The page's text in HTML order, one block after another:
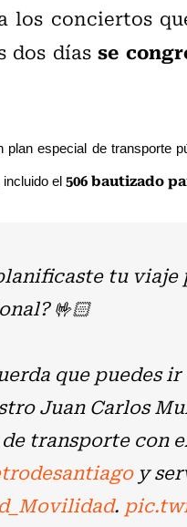
los conciertos
dos díasse
especial de transporte
el 506 bautizado
tu
🤟🏻
que puedes
Juan Carlos
transporte con
y
.